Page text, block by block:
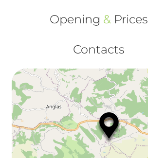
Opening &Prices
Contacts